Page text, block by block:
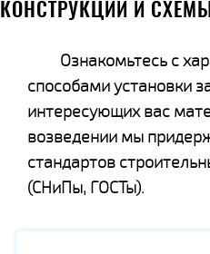
КОНСТРУКЦИИ И
Ознакомьтесь с
способами установки
интересующих вас
возведении мы
стандартов
(СНиПы, ГОСТы).